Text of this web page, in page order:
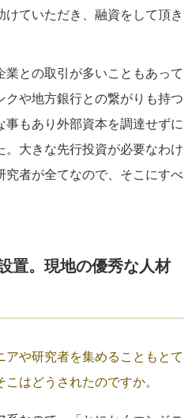
ていただき、融資をして頂き
業との取引が多いこともあって
クや地方銀行との繋がりも持つ
事もあり外部資本を調達せずに
。大きな先行投資が必要なわけ
究者が全てなので、そこにすべ
置。現地の優秀な人材
アや研究者を集めることもとて
はどうされたのですか。